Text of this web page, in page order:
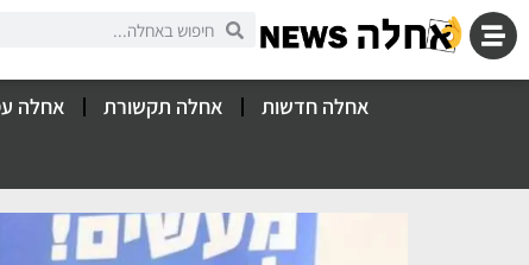
אחלה חדשות אחלה תקשורת אחלה